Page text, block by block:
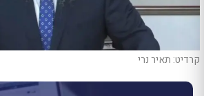
קרדיט: תאיר נרי